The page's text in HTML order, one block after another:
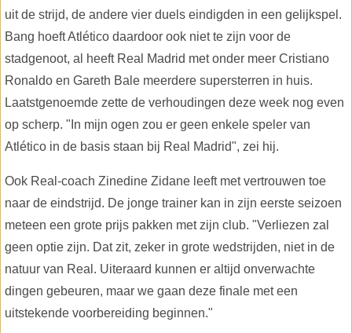
uit de strijd, de andere vier duels eindigden in een gelijkspel.
Bang hoeft Atlético daardoor ook niet te zijn voor de
stadgenoot, al heeft Real Madrid met onder meer Cristiano
Ronaldo en Gareth Bale meerdere supersterren in huis.
Laatstgenoemde zette de verhoudingen deze week nog even
op scherp. "In mijn ogen zou er geen enkele speler van
Atlético in de basis staan bij Real Madrid", zei hij.
Ook Real-coach Zinedine Zidane leeft met vertrouwen toe
naar de eindstrijd. De jonge trainer kan in zijn eerste seizoen
meteen een grote prijs pakken met zijn club. "Verliezen zal
geen optie zijn. Dat zit, zeker in grote wedstrijden, niet in de
natuur van Real. Uiteraard kunnen er altijd onverwachte
dingen gebeuren, maar we gaan deze finale met een
uitstekende voorbereiding beginnen."